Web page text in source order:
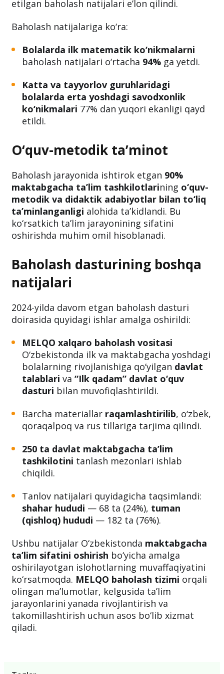
etilgan baholash natijalari e’lon qilindi.
Baholash natijalariga ko‘ra:
Bolalarda ilk matematik ko‘nikmalarni
baholash natijalari o‘rtacha 94% ga yetdi.
Katta va tayyorlov guruhlaridagi
bolalarda erta yoshdagi savodxonlik
ko‘nikmalari 77% dan yuqori ekanligi qayd
etildi.
O‘quv-metodik ta’minot
Baholash jarayonida ishtirok etgan 90%
maktabgacha ta’lim tashkilotlarining o‘quv-
metodik va didaktik adabiyotlar bilan to‘liq
ta’minlanganligi alohida ta’kidlandi. Bu
ko‘rsatkich ta’lim jarayonining sifatini
oshirishda muhim omil hisoblanadi.
Baholash dasturining boshqa
natijalari
2024-yilda davom etgan baholash dasturi
doirasida quyidagi ishlar amalga oshirildi:
MELQO xalqaro baholash vositasi
O‘zbekistonda ilk va maktabgacha yoshdagi
bolalarning rivojlanishiga qo‘yilgan davlat
talablari va “Ilk qadam” davlat o‘quv
dasturi bilan muvofiqlashtirildi.
Barcha materiallar raqamlashtirilib, o‘zbek,
qoraqalpoq va rus tillariga tarjima qilindi.
250 ta davlat maktabgacha ta’lim
tashkilotini tanlash mezonlari ishlab
chiqildi.
Tanlov natijalari quyidagicha taqsimlandi:
shahar hududi — 68 ta (24%), tuman
(qishloq) hududi — 182 ta (76%).
Ushbu natijalar O‘zbekistonda maktabgacha
ta’lim sifatini oshirish bo‘yicha amalga
oshirilayotgan islohotlarning muvaffaqiyatini
ko‘rsatmoqda. MELQO baholash tizimi orqali
olingan ma’lumotlar, kelgusida ta’lim
jarayonlarini yanada rivojlantirish va
takomillashtirish uchun asos bo‘lib xizmat
qiladi.